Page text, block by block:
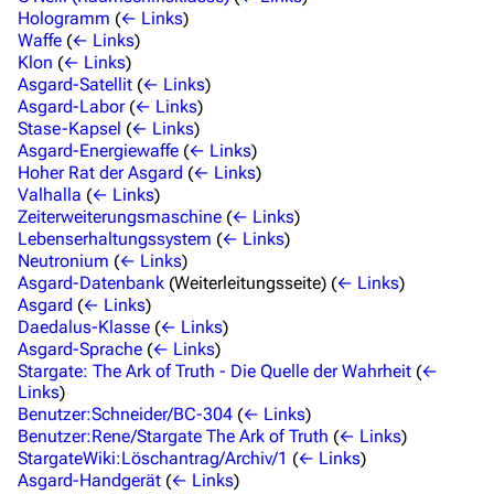
Navigation
Hauptseite
Von A bis Z
Zufälliger Artikel
Spezialseiten
Datei hochladen
Filme und Serien
Überblick
Stargate SG-1
Stargate Atlantis
Stargate Universe
Hologramm (← Links)
Waffe (← Links)
Klon (← Links)
Asgard-Satellit (← Links)
Asgard-Labor (← Links)
Stase-Kapsel (← Links)
Asgard-Energiewaffe (← Links)
Hoher Rat der Asgard (← Links)
Valhalla (← Links)
Zeiterweiterungsmaschine (← Links)
Lebenserhaltungssystem (← Links)
Neutronium (← Links)
Asgard-Datenbank (Weiterleitungsseite) (← Links)
Asgard (← Links)
Daedalus-Klasse (← Links)
Asgard-Sprache (← Links)
Stargate: The Ark of Truth - Die Quelle der Wahrheit (←
Links)
Benutzer:Schneider/BC-304 (← Links)
Benutzer:Rene/Stargate The Ark of Truth (← Links)
StargateWiki:Löschantrag/Archiv/1 (← Links)
Asgard-Handgerät (← Links)